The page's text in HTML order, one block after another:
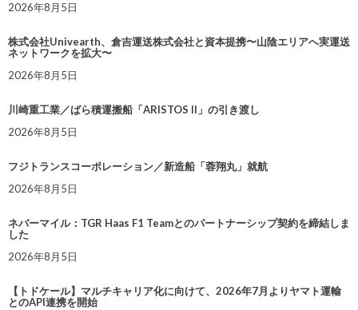
2026年8月5日
株式会社Univearth、倉吉運送株式会社と資本提携〜山陰エリアへ実運送
ネットワークを拡大〜
2026年8月5日
川崎重工業／ばら積運搬船「ARISTOS II」の引き渡し
2026年8月5日
フジトランスコーポレーション／新造船「蓉翔丸」就航
2026年8月5日
ネバーマイル：TGR Haas F1 Teamとのパートナーシップ契約を締結しま
した
2026年8月5日
【トドケール】マルチキャリア化に向けて、2026年7月よりヤマト運輸
とのAPI連携を開始